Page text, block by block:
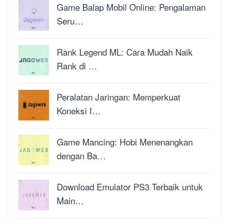
Game Balap Mobil Online: Pengalaman
Seru…
Rank Legend ML: Cara Mudah Naik
Rank di …
Peralatan Jaringan: Memperkuat
Koneksi I…
Game Mancing: Hobi Menenangkan
dengan Ba…
Download Emulator PS3 Terbaik untuk
Main…